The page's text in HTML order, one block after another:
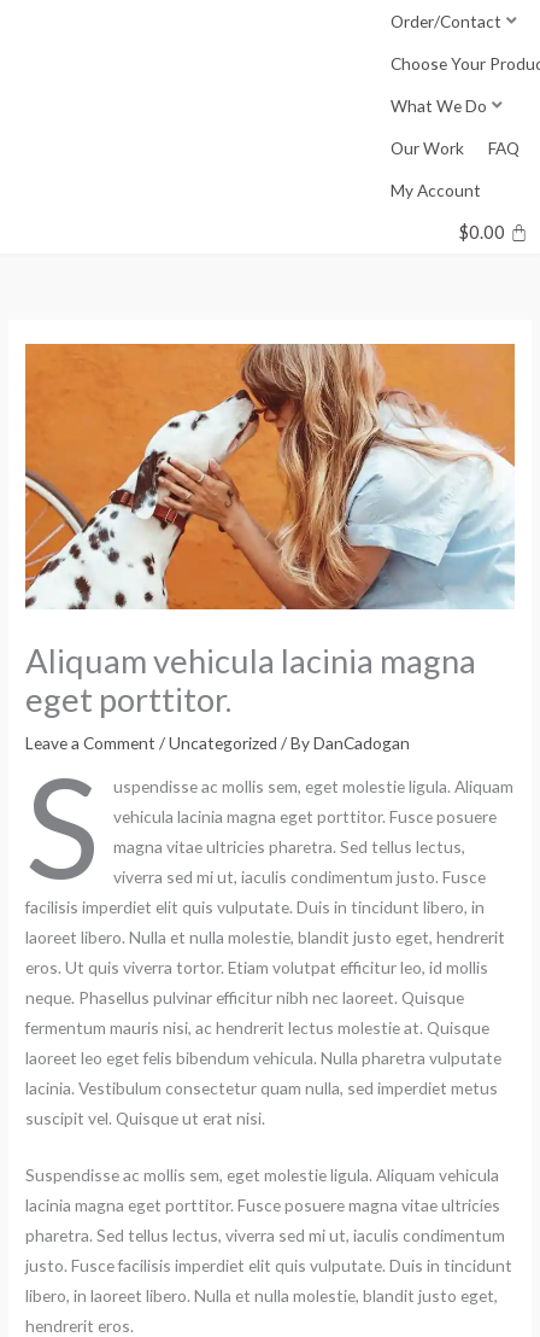
Order/Contact
Choose Your
What We Do
Our Work FAQ
My Account
$0.00
Aliquam vehicula lacinia magna
eget porttitor.
Leave a Comment /Uncategorized / ByDanCadogan
S
uspendisse ac mollis sem, eget molestie ligula. Aliquam
vehicula lacinia magna eget porttitor. Fusce posuere
magna vitae ultricies pharetra. Sed tellus lectus,
viverra sed mi ut, iaculis condimentum justo. Fusce
facilisis imperdiet elit quis vulputate. Duis in tincidunt libero, in
laoreet libero. Nulla et nulla molestie, blandit justo eget, hendrerit
eros. Ut quis viverra tortor. Etiam volutpat efficitur leo, id mollis
neque. Phasellus pulvinar efficitur nibh nec laoreet. Quisque
fermentum mauris nisi, ac hendrerit lectus molestie at. Quisque
laoreet leo eget felis bibendum vehicula. Nulla pharetra vulputate
lacinia. Vestibulum consectetur quam nulla, sed imperdiet metus
suscipit vel. Quisque ut erat nisi.
Suspendisse ac mollis sem, eget molestie ligula. Aliquam vehicula
lacinia magna eget porttitor. Fusce posuere magna vitae ultricies
pharetra. Sed tellus lectus, viverra sed mi ut, iaculis condimentum
justo. Fusce facilisis imperdiet elit quis vulputate. Duis in tincidunt
libero, in laoreet libero. Nulla et nulla molestie, blandit justo eget,
hendrerit eros.